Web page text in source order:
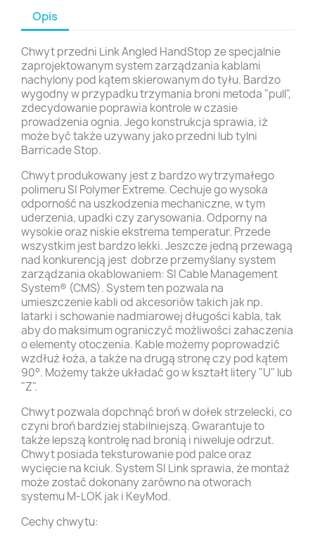
Opis
Chwyt przedni Link Angled HandStop ze specjalnie
zaprojektowanym system zarządzania kablami
nachylony pod kątem skierowanym do tyłu. Bardzo
wygodny w przypadku trzymania broni metoda "pull",
zdecydowanie poprawia kontrole w czasie
prowadzenia ognia. Jego konstrukcja sprawia, iż
może być także uzywany jako przedni lub tylni
Barricade Stop.
Chwyt produkowany jest z bardzo wytrzymałego
polimeru SI Polymer Extreme. Cechuje go wysoka
odporność na uszkodzenia mechaniczne, w tym
uderzenia, upadki czy zarysowania. Odporny na
wysokie oraz niskie ekstrema temperatur. Przede
wszystkim jest bardzo lekki. Jeszcze jedną przewagą
nad konkurencją jest dobrze przemyślany system
zarządzania okablowaniem: SI Cable Management
System® (CMS). System ten pozwala na
umieszczenie kabli od akcesoriów takich jak np.
latarki i schowanie nadmiarowej długości kabla, tak
aby do maksimum ograniczyć możliwości zahaczenia
o elementy otoczenia. Kable możemy poprowadzić
wzdłuż łoża, a także na drugą stronę czy pod kątem
90°. Możemy także układać go w kształt litery "U" lub
"Z".
Chwyt pozwala dopchnąć broń w dołek strzelecki, co
czyni broń bardziej stabilniejszą. Gwarantuje to
także lepszą kontrolę nad bronią i niweluje odrzut.
Chwyt posiada teksturowanie pod palce oraz
wycięcie na kciuk. System SI Link sprawia, że montaż
może zostać dokonany zarówno na otworach
systemu M-LOK jak i KeyMod.
Cechy chwytu: